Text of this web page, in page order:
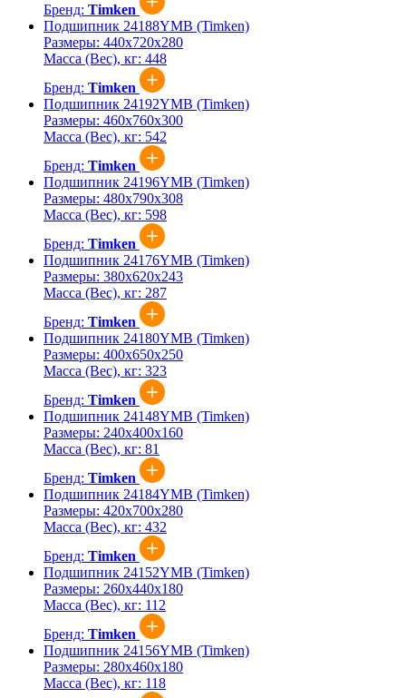
Бренд: Timken
Подшипник 24188YMB (Timken)
Размеры: 440x720x280
Масса (Вес), кг: 448
Бренд: Timken
Подшипник 24192YMB (Timken)
Размеры: 460x760x300
Масса (Вес), кг: 542
Бренд: Timken
Подшипник 24196YMB (Timken)
Размеры: 480x790x308
Масса (Вес), кг: 598
Бренд: Timken
Подшипник 24176YMB (Timken)
Размеры: 380x620x243
Масса (Вес), кг: 287
Бренд: Timken
Подшипник 24180YMB (Timken)
Размеры: 400x650x250
Масса (Вес), кг: 323
Бренд: Timken
Подшипник 24148YMB (Timken)
Размеры: 240x400x160
Масса (Вес), кг: 81
Бренд: Timken
Подшипник 24184YMB (Timken)
Размеры: 420x700x280
Масса (Вес), кг: 432
Бренд: Timken
Подшипник 24152YMB (Timken)
Размеры: 260x440x180
Масса (Вес), кг: 112
Бренд: Timken
Подшипник 24156YMB (Timken)
Размеры: 280x460x180
Масса (Вес), кг: 118